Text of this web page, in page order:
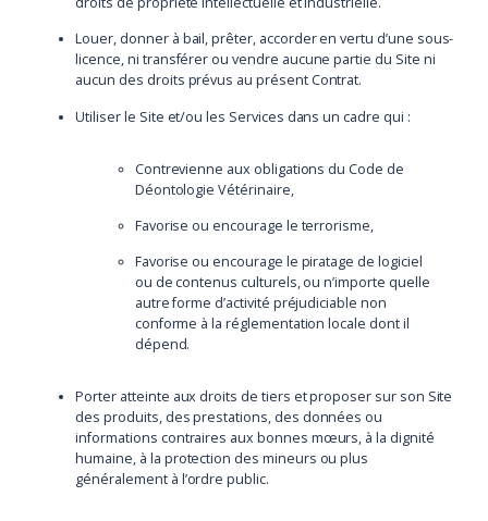
Louer, donner à bail, prêter, accorder en vertu d’une sous-
licence, ni transférer ou vendre aucune partie du Site ni
aucun des droits prévus au présent Contrat.
Utiliser le Site et/ou les Services dans un cadre qui :
Contrevienne aux obligations du Code de
Déontologie Vétérinaire,
Favorise ou encourage le terrorisme,
Favorise ou encourage le piratage de logiciel
ou de contenus culturels, ou n’importe quelle
autre forme d’activité préjudiciable non
conforme à la réglementation locale dont il
dépend.
Porter atteinte aux droits de tiers et proposer sur son Site
des produits, des prestations, des données ou
informations contraires aux bonnes mœurs, à la dignité
humaine, à la protection des mineurs ou plus
généralement à l’ordre public.